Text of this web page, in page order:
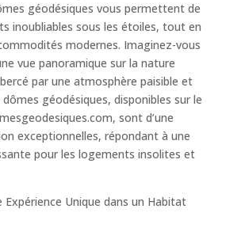
géodésiques vous permettent de
inoubliables sous les étoiles, tout en
modernes. Imaginez-vous
vue panoramique sur la nature
par une atmosphère paisible et
géodésiques, disponibles sur le
sont d’une
exceptionnelles, répondant à une
pour les logements insolites et
Unique dans un Habitat